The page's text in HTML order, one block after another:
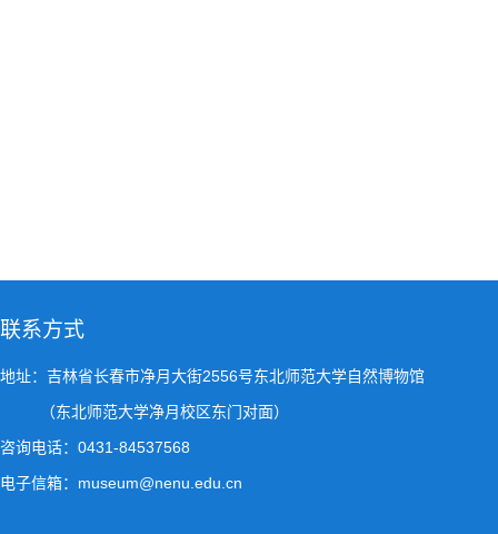
联系方式
地址：吉林省长春市净月大街2556号东北师范大学自然博物馆
（东北师范大学净月校区东门对面）
咨询电话：0431-84537568
电子信箱：museum@nenu.edu.cn